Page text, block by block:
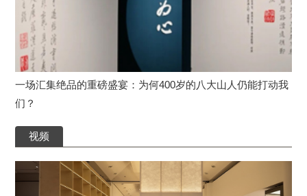
一场汇集绝品的重磅盛宴：为何400岁的八大山人仍能打动我
们？
视频